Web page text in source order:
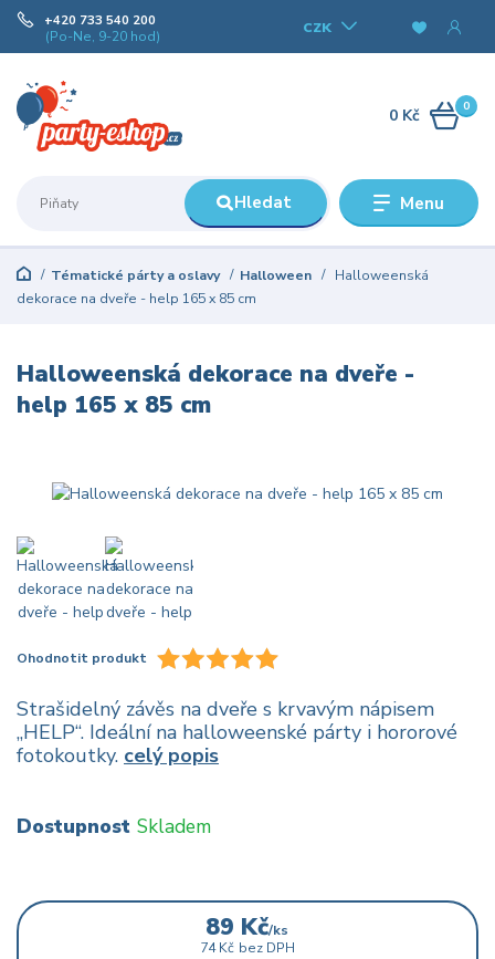
Menu
CZK
Hledat
+420 733 540 200
(Po-Ne, 9-20 hod)
0
0 Kč
Tématické párty a oslavy Halloween
Halloweenská
dekorace na dveře - help 165 x 85 cm
Halloweenská dekorace na dveře -
help 165 x 85 cm
Ohodnotit produkt
Strašidelný závěs na dveře s krvavým nápisem
„HELP“. Ideální na halloweenské párty i hororové
fotokoutky. celý popis
Dostupnost Skladem
89 Kč/ks
74 Kč bez DPH